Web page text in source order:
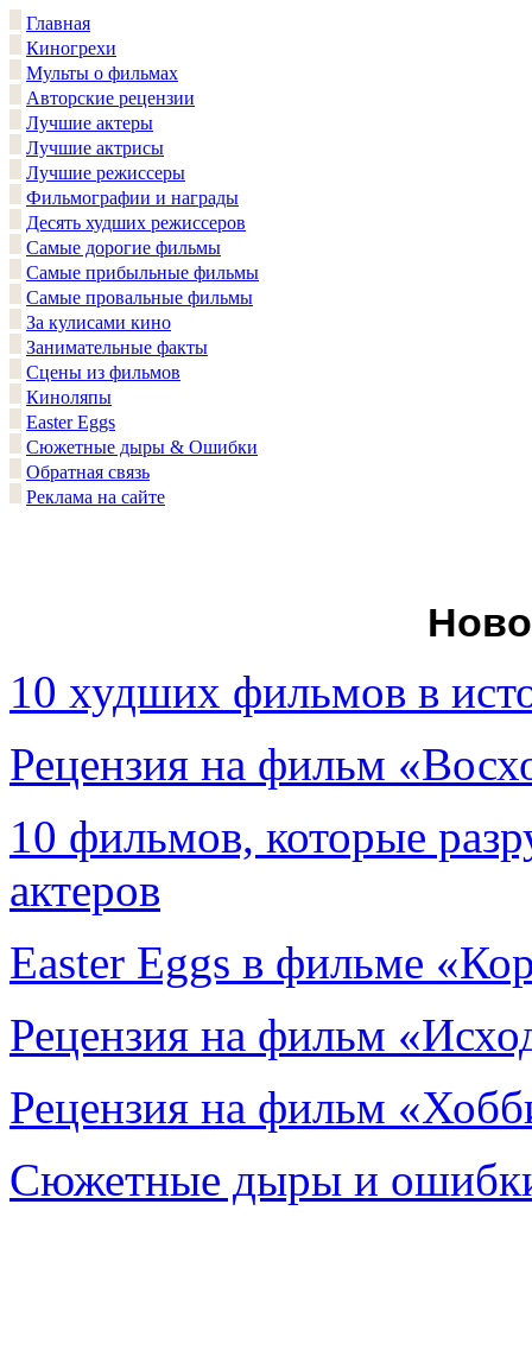
Главная
Киногрехи
Мульты о фильмах
Авторские рецензии
Лучшие актеры
Лучшие актрисы
Лучшие режиссеры
Фильмографии и награды
Десять худших режиссеров
Самые дорогие фильмы
Самые прибыльные фильмы
Самые провальные фильмы
За кулисами кино
Занимательные факты
Сцены из фильмов
Киноляпы
Easter Eggs
Сюжетные дыры & Ошибки
Обратная связь
Реклама на сайте
10 худших фильмов в
Рецензия на фильм
10 фильмов, которые
актеров
Easter Eggs в фильме
Рецензия на фильм
Рецензия на фильм
Сюжетные дыры и